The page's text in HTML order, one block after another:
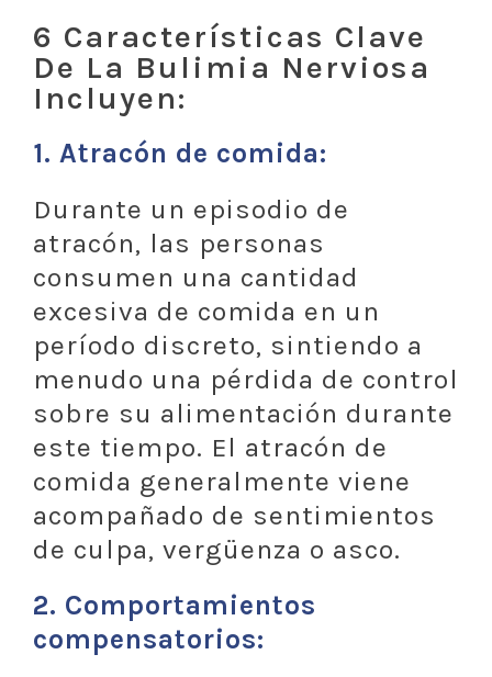
6 Características Clave
De La Bulimia Nerviosa
Incluyen:
1. Atracón de comida:
Durante un episodio de
atracón, las personas
consumen una cantidad
excesiva de comida en un
período discreto, sintiendo a
menudo una pérdida de control
sobre su alimentación durante
este tiempo. El atracón de
comida generalmente viene
acompañado de sentimientos
de culpa, vergüenza o asco.
2. Comportamientos
compensatorios: